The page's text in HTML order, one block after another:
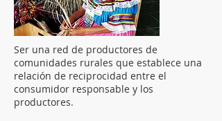
Ser una red de productores de
comunidades rurales que establece una
relación de reciprocidad entre el
consumidor responsable y los
productores.